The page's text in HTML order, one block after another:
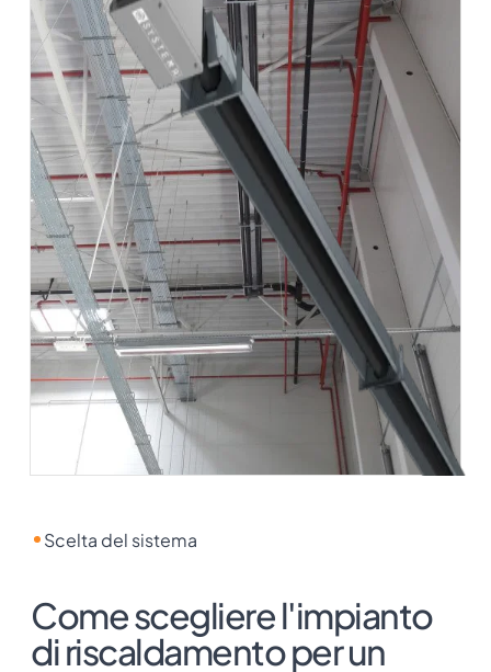
Scelta del sistema
Come scegliere l'impianto
di riscaldamento per un